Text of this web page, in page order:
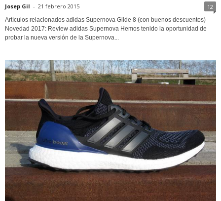
Josep Gil - 21 febrero 2015 12
Artículos relacionados adidas Supernova Glide 8 (con buenos descuentos)
Novedad 2017: Review adidas Supernova Hemos tenido la oportunidad de
probar la nueva versión de la Supernova...